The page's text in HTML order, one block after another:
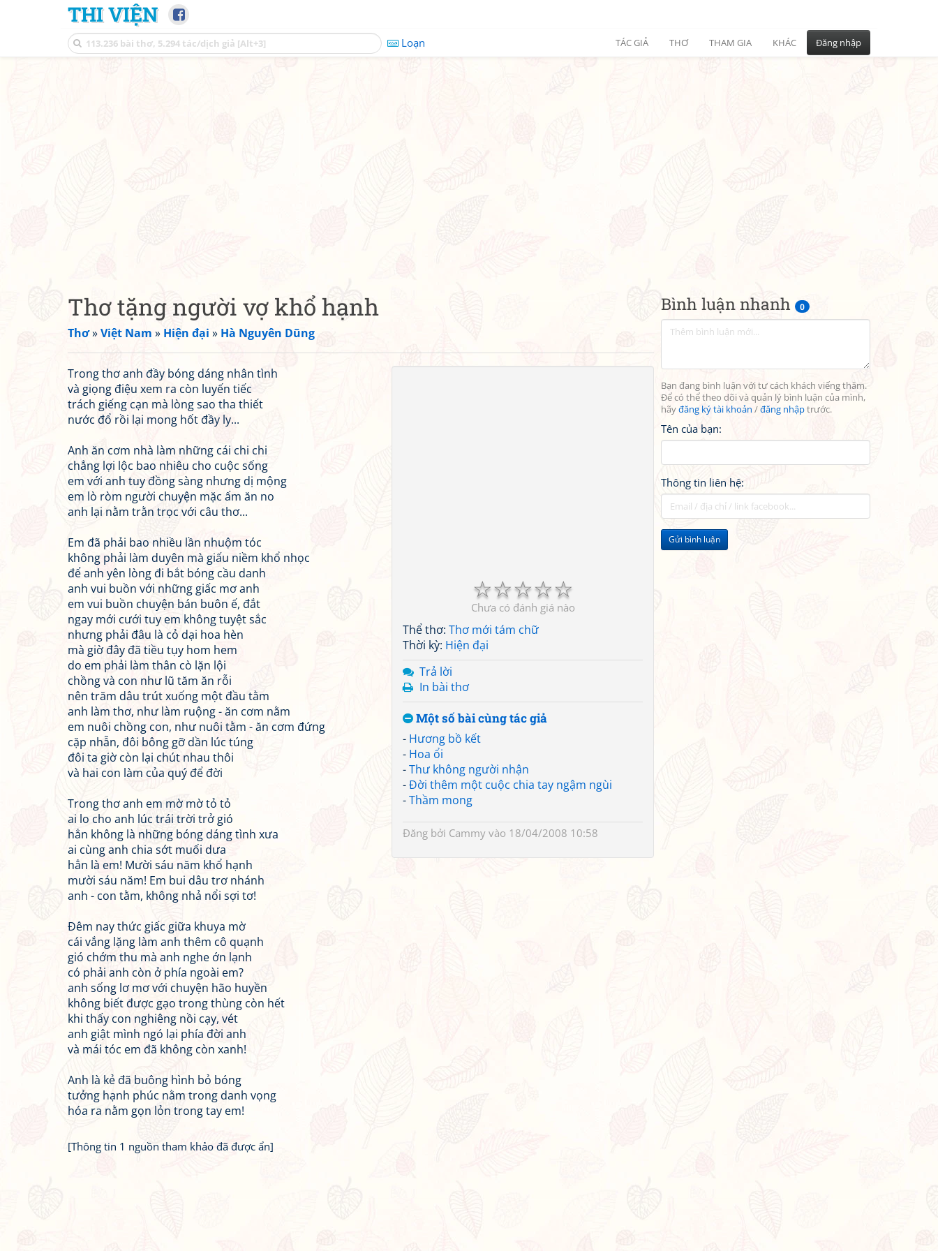
THI VIỆN
Loạn TÁC GIẢ THƠ THAM GIA KHÁC Đăng nhập
Bình luận nhanh 0
Bạn đang bình luận với tư cách khách viếng thăm.
Để có thể theo dõi và quản lý bình luận của mình,
hãyđăng ký tài khoản /đăng nhậptrước.
Tên của bạn:
Thông tin liên hệ:
Gửi bình luận
Thơ tặng người vợ khổ hạnh
Thơ»Việt Nam » Hiện đại » Hà Nguyên Dũng
☆
☆
☆
☆
☆
Chưa có đánh giá nào
Thể thơ: Thơ mới tám chữ
Thời kỳ: Hiện đại
Trả lời
In bài thơ
Một số bài cùng tác giả
- Hương bồ kết
- Hoa ổi
-Thư không người nhận
-Đời thêm một cuộc chia tay ngậm ngùi
-Thầm mong
Đăng bởi Cammy vào 18/04/2008 10:58
Trong thơ anh đầy bóng dáng nhân tình
và giọng điệu xem ra còn luyến tiếc
trách giếng cạn mà lòng sao tha thiết
nước đổ rồi lại mong hốt đầy ly...
Anh ăn cơm nhà làm những cái chi chi
chẳng lợi lộc bao nhiêu cho cuộc sống
em với anh tuy đồng sàng nhưng dị mộng
em lò ròm người chuyện mặc ấm ăn no
anh lại nằm trằn trọc với câu thơ...
Em đã phải bao nhiều lần nhuộm tóc
không phải làm duyên mà giấu niềm khổ nhọc
để anh yên lòng đi bắt bóng cầu danh
anh vui buồn với những giấc mơ anh
em vui buồn chuyện bán buôn ế, đắt
ngay mới cưới tuy em không tuyệt sắc
nhưng phải đâu là cỏ dại hoa hèn
mà giờ đây đã tiều tụy hom hem
do em phải làm thân cò lặn lội
chồng và con như lũ tăm ăn rỗi
nên trăm dâu trút xuống một đầu tằm
anh làm thơ, như làm ruộng - ăn cơm nằm
em nuôi chồng con, như nuôi tằm - ăn cơm đứng
cặp nhẫn, đôi bông gỡ dần lúc túng
đôi ta giờ còn lại chút nhau thôi
và hai con làm của quý để đời
Trong thơ anh em mờ mờ tỏ tỏ
ai lo cho anh lúc trái trời trở gió
hẳn không là những bóng dáng tình xưa
ai cùng anh chia sớt muối dưa
hẳn là em! Mười sáu năm khổ hạnh
mười sáu năm! Em bui dâu trơ nhánh
anh - con tằm, không nhả nổi sợi tơ!
Đêm nay thức giấc giữa khuya mờ
cái vắng lặng làm anh thêm cô quạnh
gió chớm thu mà anh nghe ớn lạnh
có phải anh còn ở phía ngoài em?
anh sống lơ mơ với chuyện hão huyền
không biết được gạo trong thùng còn hết
khi thấy con nghiêng nồi cạy, vét
anh giật mình ngó lại phía đời anh
và mái tóc em đã không còn xanh!
Anh là kẻ đã buông hình bỏ bóng
tưởng hạnh phúc nằm trong danh vọng
hóa ra nằm gọn lỏn trong tay em!
[Thông tin 1 nguồn tham khảo đã được ẩn]